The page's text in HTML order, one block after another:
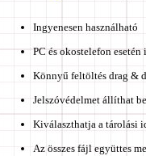
Ingyenesen használható
PC és okostelefon esetén
Könnyű feltöltés drag &
Jelszóvédelmet állíthat be
Kiválaszthatja a tárolási
Az összes fájl együttes